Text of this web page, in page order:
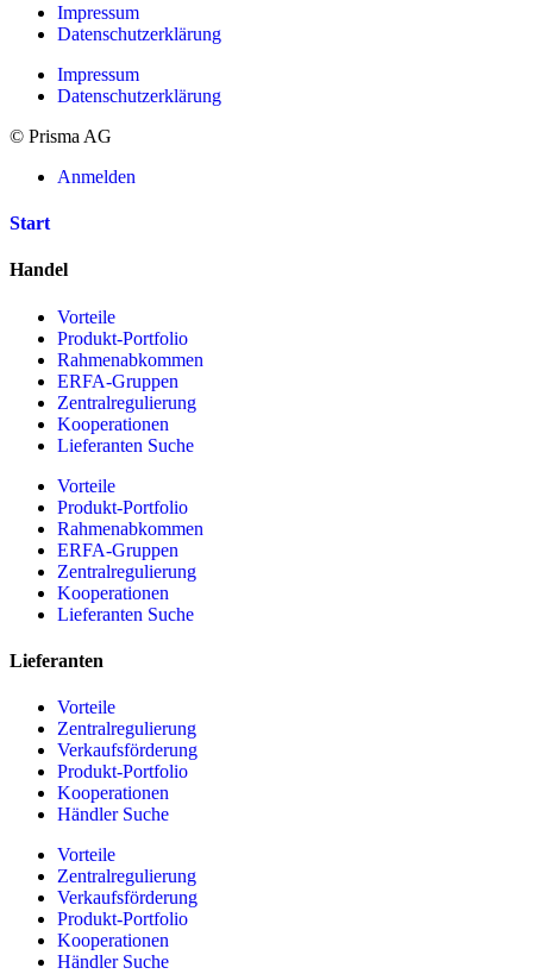
Impressum
Datenschutzerklärung
Impressum
Datenschutzerklärung
© Prisma AG
Anmelden
Start
Handel
Vorteile
Produkt-Portfolio
Rahmenabkommen
ERFA-Gruppen
Zentralregulierung
Kooperationen
Lieferanten Suche
Vorteile
Produkt-Portfolio
Rahmenabkommen
ERFA-Gruppen
Zentralregulierung
Kooperationen
Lieferanten Suche
Lieferanten
Vorteile
Zentralregulierung
Verkaufsförderung
Produkt-Portfolio
Kooperationen
Händler Suche
Vorteile
Zentralregulierung
Verkaufsförderung
Produkt-Portfolio
Kooperationen
Händler Suche